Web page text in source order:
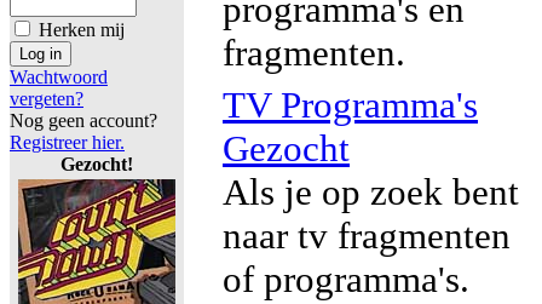
Herken mij
Wachtwoord
vergeten?
Nog geen account?
Registreer hier.
Gezocht!
programma's en
fragmenten.
TV Programma's
Gezocht
Als je op zoek bent
naar tv fragmenten
of programma's.